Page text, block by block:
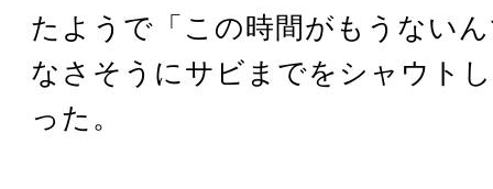
たようで「この時間がもうない
なさそうにサビまでをシャウト
った。